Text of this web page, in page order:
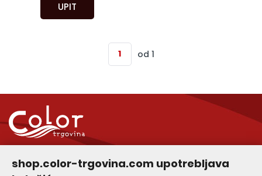
UPIT
od 1
Služba za korisnike
shop.color-trgovina.com upotrebljava